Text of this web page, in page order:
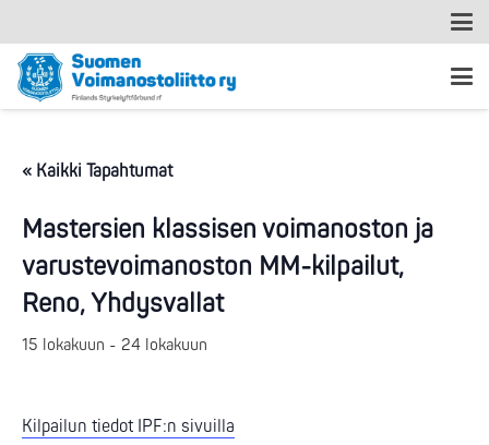
« Kaikki Tapahtumat
Mastersien klassisen voimanoston ja
varustevoimanoston MM-kilpailut,
Reno, Yhdysvallat
15 lokakuun - 24 lokakuun
Kilpailun tiedot IPF:n sivuilla